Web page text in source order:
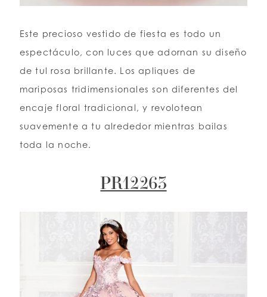
Este precioso vestido de fiesta es todo un
espectáculo, con luces que adornan su diseño
de tul rosa brillante. Los apliques de
mariposas tridimensionales son diferentes del
encaje floral tradicional, y revolotean
suavemente a tu alrededor mientras bailas
toda la noche.
PR12263